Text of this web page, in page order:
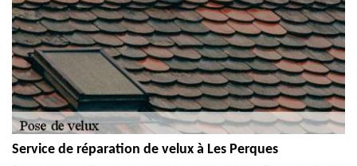
Service de réparation de velux à Les Perques